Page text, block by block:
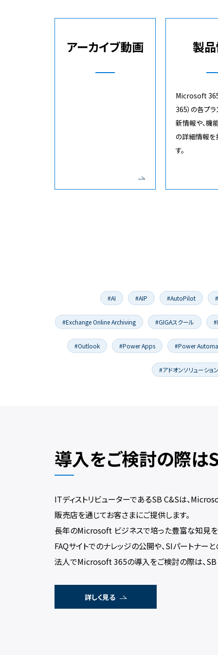
アーカイブ動画 製
Microsoft
365）の各プ
新情報や、機
の詳細情報を
す。
#AI #AIP #AutoPilot
#Exchange Online Archiving #GIGAスクール
#Outlook #Power Apps #Power
#アドオンソリューション
導入をご検討の際は
ITディストリビューターであるSB C&Sは、
販売店を通じてお客さまにご提供します。
長年のMicrosoft ビジネスで培った豊富な知見
FAQサイトでのナレッジの公開や、SIパートナ
法人でMicrosoft 365の導入をご検討の際は、SB
詳しく見る